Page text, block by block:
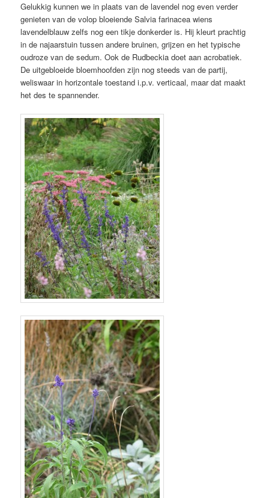
Gelukkig kunnen we in plaats van de lavendel nog even verder
genieten van de volop bloeiende Salvia farinacea wiens
lavendelblauw zelfs nog een tikje donkerder is. Hij kleurt prachtig
in de najaarstuin tussen andere bruinen, grijzen en het typische
oudroze van de sedum. Ook de Rudbeckia doet aan acrobatiek.
De uitgebloeide bloemhoofden zijn nog steeds van de partij,
weliswaar in horizontale toestand i.p.v. verticaal, maar dat maakt
het des te spannender.